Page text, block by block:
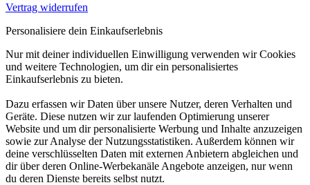
Vertrag widerrufen
Personalisiere dein Einkaufserlebnis
Nur mit deiner individuellen Einwilligung verwenden wir Cookies
und weitere Technologien, um dir ein personalisiertes
Einkaufserlebnis zu bieten.
Dazu erfassen wir Daten über unsere Nutzer, deren Verhalten und
Geräte. Diese nutzen wir zur laufenden Optimierung unserer
Website und um dir personalisierte Werbung und Inhalte anzuzeigen
sowie zur Analyse der Nutzungsstatistiken. Außerdem können wir
deine verschlüsselten Daten mit externen Anbietern abgleichen und
dir über deren Online-Werbekanäle Angebote anzeigen, nur wenn
du deren Dienste bereits selbst nutzt.